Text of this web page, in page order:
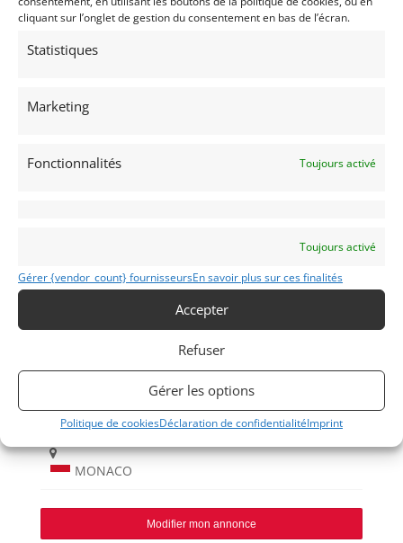
cliquant sur l’onglet de gestion du consentement en bas de l’écran.
Statistiques
Marketing
Fonctionnalités Toujours activé
Toujours activé
Gérer {vendor_count} fournisseursEn savoir plus sur ces finalités
Accepter
Refuser
Gérer les options
Politique de cookiesDéclaration de confidentialitéImprint
Partager cette annonce
Voir les 224 annonces deDPM Motors
Publié: 26 janvier 2024 (il y a 3 ans)
AUTO
Grand Tourisme [GT]
MONACO
Modifier mon annonce